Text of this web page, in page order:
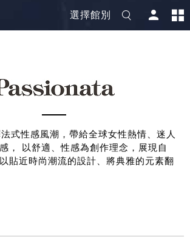
選擇館別
式性感風潮，帶給全球女性熱情、迷人
， 以舒適、性感為創作理念，展現自
貼近時尚潮流的設計、將典雅的元素翻